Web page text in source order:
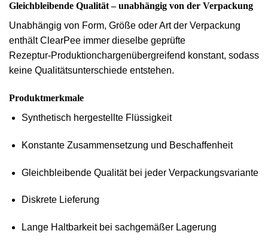
Gleichbleibende Qualität – unabhängig von der Verpackung
Unabhängig von Form, Größe oder Art der Verpackung
enthält ClearPee immer dieselbe geprüfte
Rezeptur-Produktionchargenübergreifend konstant, sodass
keine Qualitätsunterschiede entstehen.
Produktmerkmale
Synthetisch hergestellte Flüssigkeit
Konstante Zusammensetzung und Beschaffenheit
Gleichbleibende Qualität bei jeder Verpackungsvariante
Diskrete Lieferung
Lange Haltbarkeit bei sachgemäßer Lagerung